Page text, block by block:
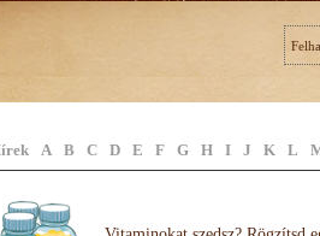
A B C D E F G H I J K L